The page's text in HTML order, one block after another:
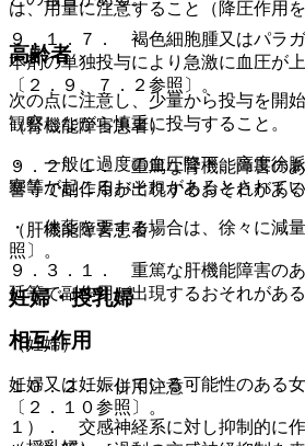
は、用量に注意すること（降圧作用
高齢者
次の点に注意し、少量から投与を開
観察しながら慎重に投与すること。
・ 一般に過度の血圧降下、高度徐
塞等が起こるおそれがあるとされてい
・ 休薬を要する場合は、徐々に減
照〕。
妊婦・授乳婦
（妊婦）
妊婦又は妊娠している可能性のある
〔２．１０参照〕。
９．１．７． 褐色細胞腫又はパラ
本剤の単独投与により急激に血圧が
〔２．９、７．２参照〕。
（腎機能障害患者）
９．２．１． 重篤な腎機能障害の
響等で副作用が出現するおそれがあ
（肝機能障害患者）
９．３．１． 重篤な肝機能障害の
延等で副作用が出現するおそれがある
相互作用
１０．２． 併用注意：
１）． 交感神経系に対し抑制的に